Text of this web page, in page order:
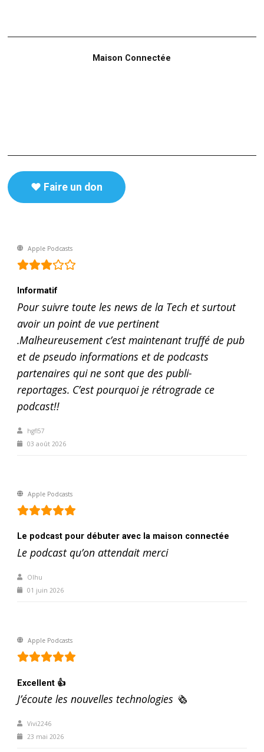
Maison Connectée
♥️ Faire un don
Apple Podcasts
Informatif
Pour suivre toute les news de la Tech et surtout
avoir un point de vue pertinent
.Malheureusement c’est maintenant truffé de pub
et de pseudo informations et de podcasts
partenaires qui ne sont que des publi-
reportages. C’est pourquoi je rétrograde ce
podcast!!
hgfl57
03 août 2026
Apple Podcasts
Le podcast pour débuter avec la maison connectée
Le podcast qu’on attendait merci
Olhu
01 juin 2026
Apple Podcasts
Excellent 👍
J’écoute les nouvelles technologies 🗞️
Vivi2246
23 mai 2026